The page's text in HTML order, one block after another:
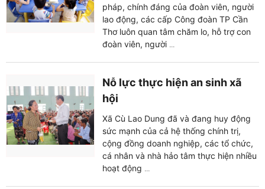
pháp, chính đáng của đoàn viên, người
lao động, các cấp Công đoàn TP Cần
Thơ luôn quan tâm chăm lo, hỗ trợ con
đoàn viên, người...
Nỗ lực thực hiện an sinh xã
hội
Xã Cù Lao Dung đã và đang huy động
sức mạnh của cả hệ thống chính trị,
cộng đồng doanh nghiệp, các tổ chức,
cá nhân và nhà hảo tâm thực hiện nhiều
hoạt động ...